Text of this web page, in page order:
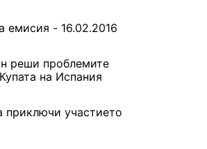
емисия - 16.02.2016
реши проблемите
на Испания
приключи участието